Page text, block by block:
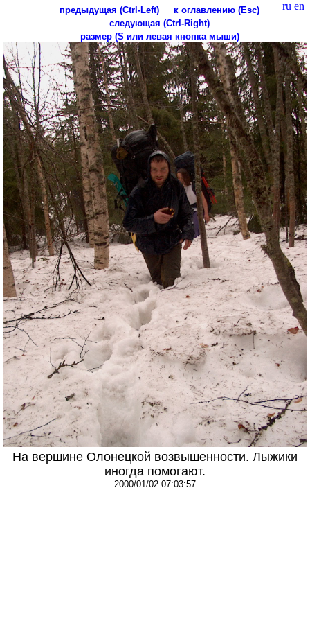
ru en
предыдущая (Ctrl-Left)
к оглавлению (Esc)
следующая (Ctrl-Right)
размер (S или левая кнопка мыши)
На вершине Олонецкой возвышенности. Лыжики
иногда помогают.
2000/01/02 07:03:57